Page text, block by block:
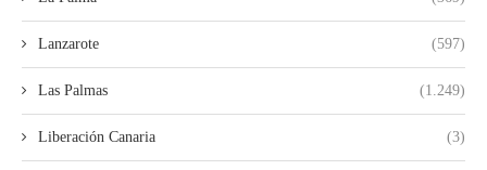
Lanzarote (597)
Las Palmas (1.249)
Liberación Canaria (3)